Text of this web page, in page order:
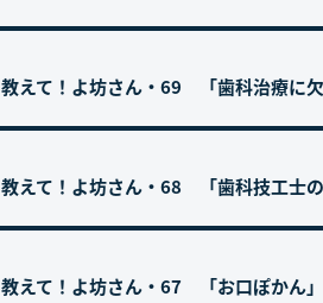
教えて！よ坊さん・69 「歯科治療に欠
教えて！よ坊さん・68 「歯科技工士の
教えて！よ坊さん・67 「お口ぽかん